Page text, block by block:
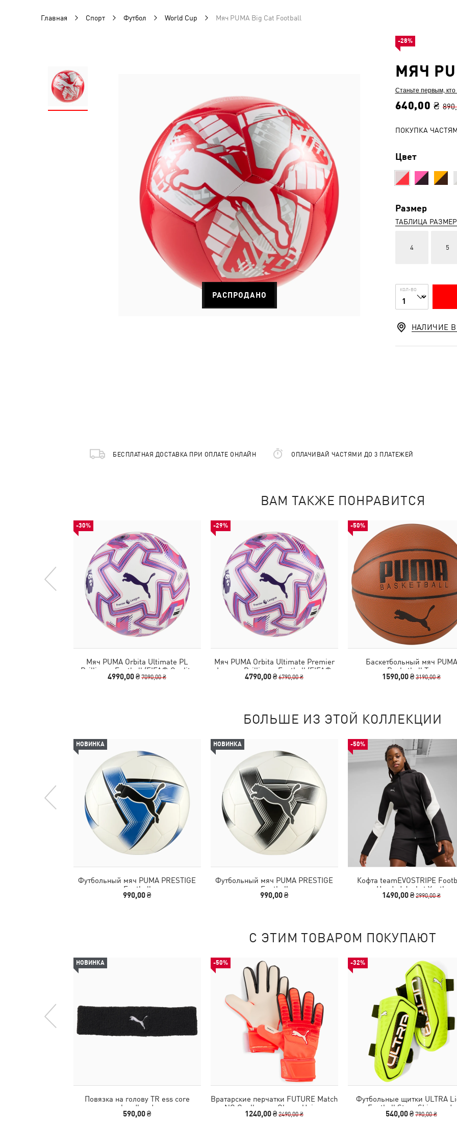
Главная Спорт Футбол World Cup Мяч PUMA Big Cat Football
РАСПРОДАНО
МЯЧ
Станьте первым,
640,00 ₴
ПОКУПКА
Цвет
Размер
ТАБЛИЦА
4 5
КОЛ-ВО
-28%
НАЛИЧИЕ
БЕСПЛАТНАЯ ДОСТАВКА ПРИ ОПЛАТЕ ОНЛАЙН ОПЛАЧИВАЙ ЧАСТЯМИ ДО 3 ПЛАТЕЖЕЙ
ВАМ ТАКЖЕ ПОНРАВИТСЯ
-30%
Мяч PUMA Orbita Ultimate PL
Brilliance Football (FIFA® Quality
Pro)
4990,00 ₴7090,00 ₴
-29%
Мяч PUMA Orbita Ultimate Premier
League Brilliance Football (FIFA®
Quality Pro)
4790,00 ₴6790,00 ₴
-50%
Баскетбольный мяч PUMA
Basketball Top
1590,00 ₴3190,00 ₴
БОЛЬШЕ ИЗ ЭТОЙ КОЛЛЕКЦИИ
НОВИНКА
Футбольный мяч PUMA PRESTIGE
Football
990,00 ₴
НОВИНКА
Футбольный мяч PUMA PRESTIGE
Football
990,00 ₴
-50%
Кофта teamEVOSTRIPE
Hooded Jacket Youth
1490,00 ₴2990,00 ₴
С ЭТИМ ТОВАРОМ ПОКУПАЮТ
НОВИНКА
Повязка на голову TR ess core
headband
590,00 ₴
-50%
Вратарские перчатки FUTURE Match
NC Goalkeeper Gloves Unisex
1240,00 ₴2490,00 ₴
-32%
Футбольные щитки ULTRA
Football Strap Shinguards
540,00 ₴790,00 ₴